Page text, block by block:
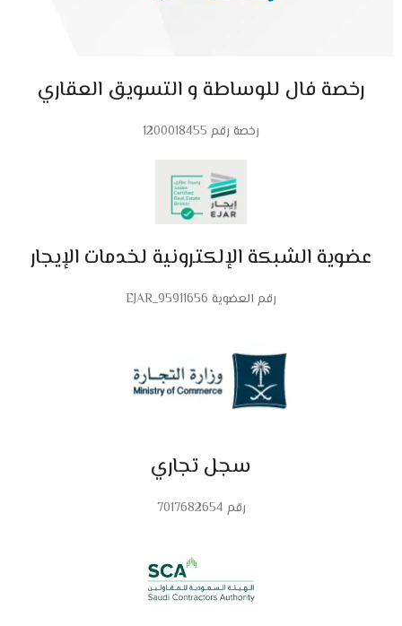
رخصة فال للوساطة و التسويق العقاري
رخصة رقم 1200018455
عضوية الشبكة الإلكترونية لخدمات الإيجار
رقم العضوية 95911656_EJAR
سجل تجاري
رقم 7017682654